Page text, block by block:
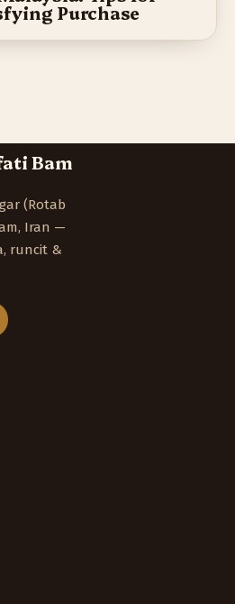
Purchase
Bam
(Rotab
Iran —
runcit &